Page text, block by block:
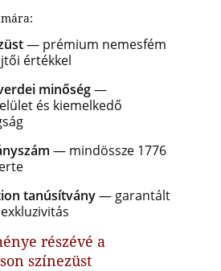
— prémium nemesfém
értékkel
minőség—
és kiemelkedő
— mindössze 1776
tanúsítvány— garantált
részévé a
színezüst